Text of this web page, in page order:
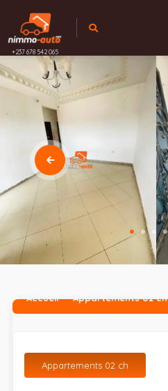
+237 678 542 065
Accueil Appartements 02 ch
Appartements 02 ch